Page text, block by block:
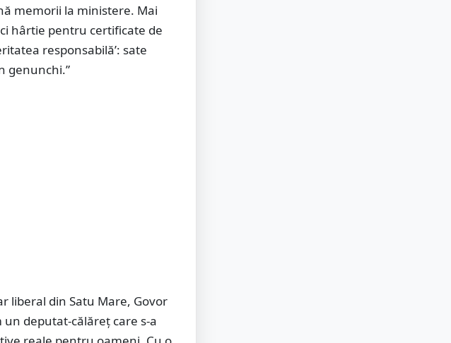
memorii la ministere. Mai
hârtie pentru certificate de
responsabilă’: sate
genunchi.”
liberal din Satu Mare, Govor
un deputat-călăreț care s-a